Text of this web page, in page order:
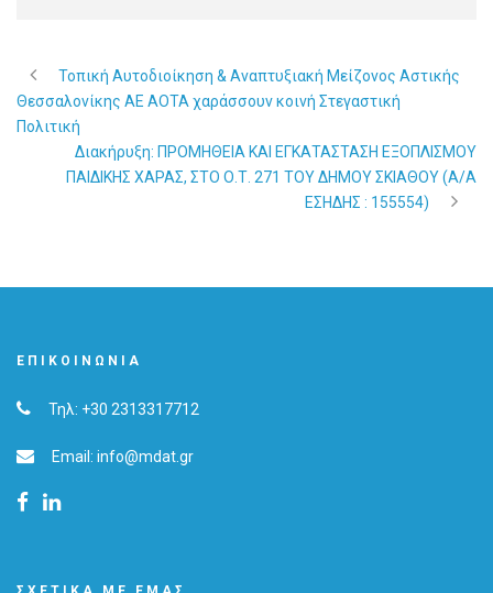
Τοπική Αυτοδιοίκηση & Αναπτυξιακή Μείζονος Αστικής
Θεσσαλονίκης ΑΕ ΑΟΤΑ χαράσσουν κοινή Στεγαστική
Πολιτική
Διακήρυξη: ΠΡΟΜΗΘΕΙΑ ΚΑΙ ΕΓΚΑΤΑΣΤΑΣΗ ΕΞΟΠΛΙΣΜΟΥ
ΠΑΙΔΙΚΗΣ ΧΑΡΑΣ, ΣΤΟ Ο.Τ. 271 ΤΟΥ ΔΗΜΟΥ ΣΚΙΑΘΟΥ (Α/Α
ΕΣΗΔΗΣ : 155554)
ΕΠΙΚΟΙΝΩΝΊΑ
Τηλ: +30 2313317712
Email: info@mdat.gr